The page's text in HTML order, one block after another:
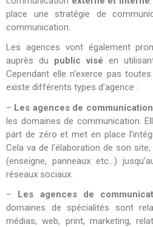
place une stratégie de
communication.
Les agences vont également
auprès du public visé en
Cependant elle n’exerce pas
existe différents types d’agence :
– Les agences de
les domaines de communication.
part de zéro et met en place
Cela va de l’élaboration de son
(enseigne, panneaux etc…)
réseaux sociaux.
– Les agences de
domaines de spécialités sont
médias, web, print, marketing,